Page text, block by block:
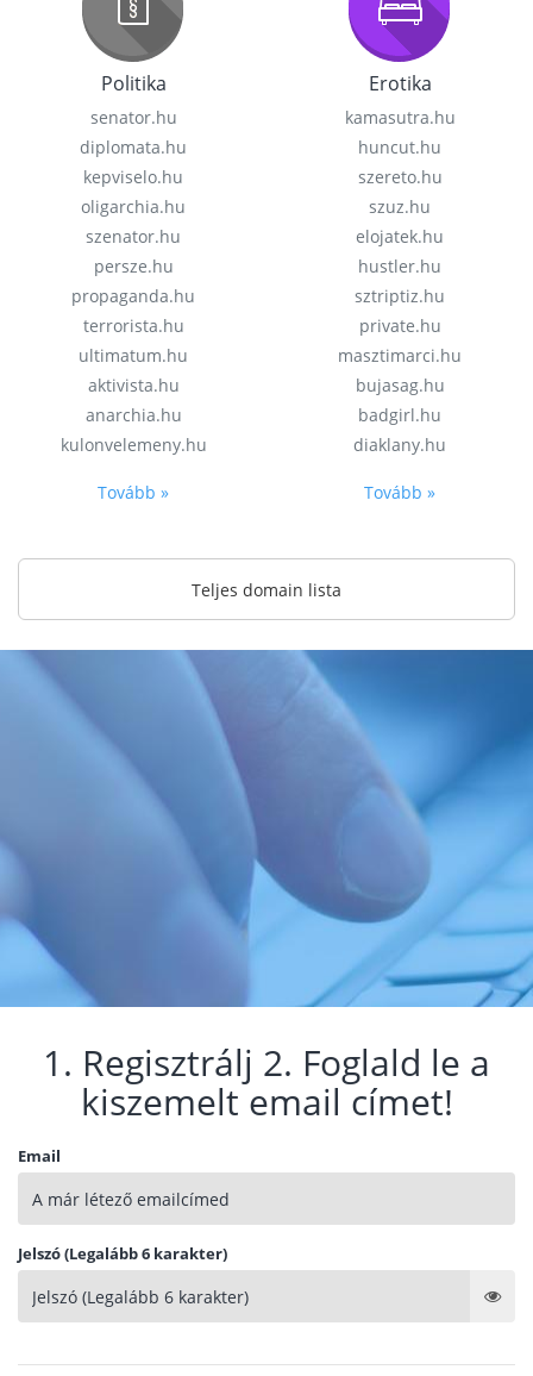
Politika
senator.hu
diplomata.hu
kepviselo.hu
oligarchia.hu
szenator.hu
persze.hu
propaganda.hu
terrorista.hu
ultimatum.hu
aktivista.hu
anarchia.hu
kulonvelemeny.hu
Tovább »
Erotika
kamasutra.hu
huncut.hu
szereto.hu
szuz.hu
elojatek.hu
hustler.hu
sztriptiz.hu
private.hu
masztimarci.hu
bujasag.hu
badgirl.hu
diaklany.hu
Tovább »
Teljes domain lista
1. Regisztrálj 2. Foglald le a
kiszemelt email címet!
Email
Jelszó (Legalább 6 karakter)